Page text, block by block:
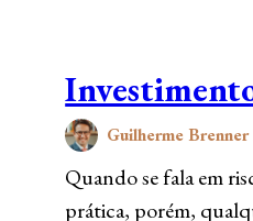
Guilherme
Quando se fala em
prática, porém,